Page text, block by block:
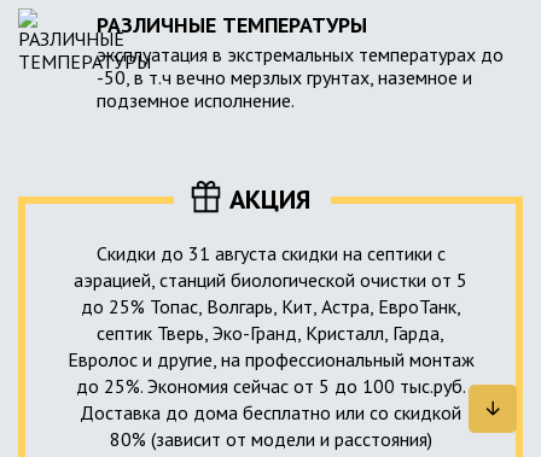
РАЗЛИЧНЫЕ ТЕМПЕРАТУРЫ
эксплуатация в экстремальных температурах до
-50, в т.ч вечно мерзлых грунтах, наземное и
подземное исполнение.
АКЦИЯ
Скидки до 31 августа скидки на септики с
аэрацией, станций биологической очистки от 5
до 25% Топас, Волгарь, Кит, Астра, ЕвроТанк,
септик Тверь, Эко-Гранд, Кристалл, Гарда,
Евролос и другие, на профессиональный монтаж
до 25%. Экономия сейчас от 5 до 100 тыс.руб.
Доставка до дома бесплатно или со скидкой
80% (зависит от модели и расстояния)